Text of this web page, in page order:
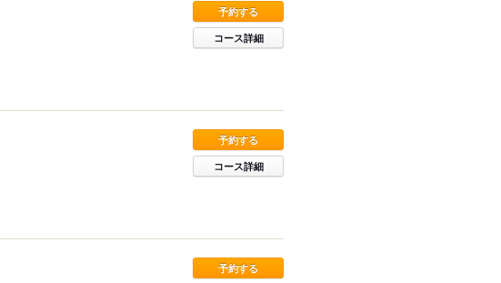
予約する
コース詳細
予約する
コース詳細
予約する